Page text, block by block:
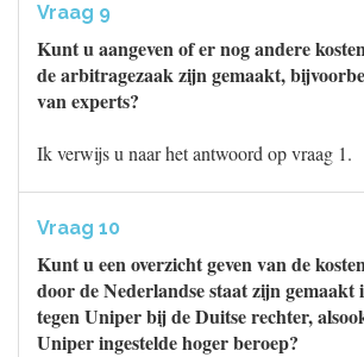
Vraag 9
Kunt u aangeven of er nog andere
de arbitragezaak zijn gemaakt,
van experts?
Ik verwijs u naar het antwoord op vraag 1.
Vraag 10
Kunt u een overzicht geven van de
door de Nederlandse staat zijn gemaakt
tegen Uniper bij de Duitse rechter,
Uniper ingestelde hoger beroep?